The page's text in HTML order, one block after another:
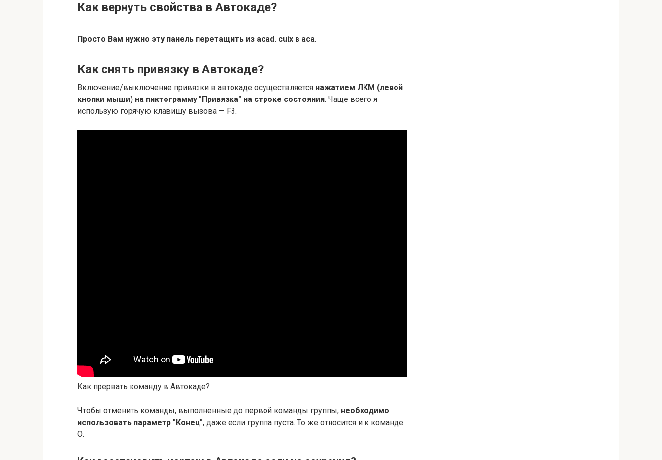
Как вернуть свойства в Автокаде?
Просто Вам нужно эту панель перетащить из acad. cuix в aca.
Как снять привязку в Автокаде?
Включение/выключение привязки в автокаде осуществляется нажатием ЛКМ (левой
кнопки мыши) на пиктограмму "Привязка" на строке состояния. Чаще всего я
использую горячую клавишу вызова — F3.
Как прервать команду в Автокаде?
Чтобы отменить команды, выполненные до первой команды группы, необходимо
использовать параметр "Конец", даже если группа пуста. То же относится и к команде
О.